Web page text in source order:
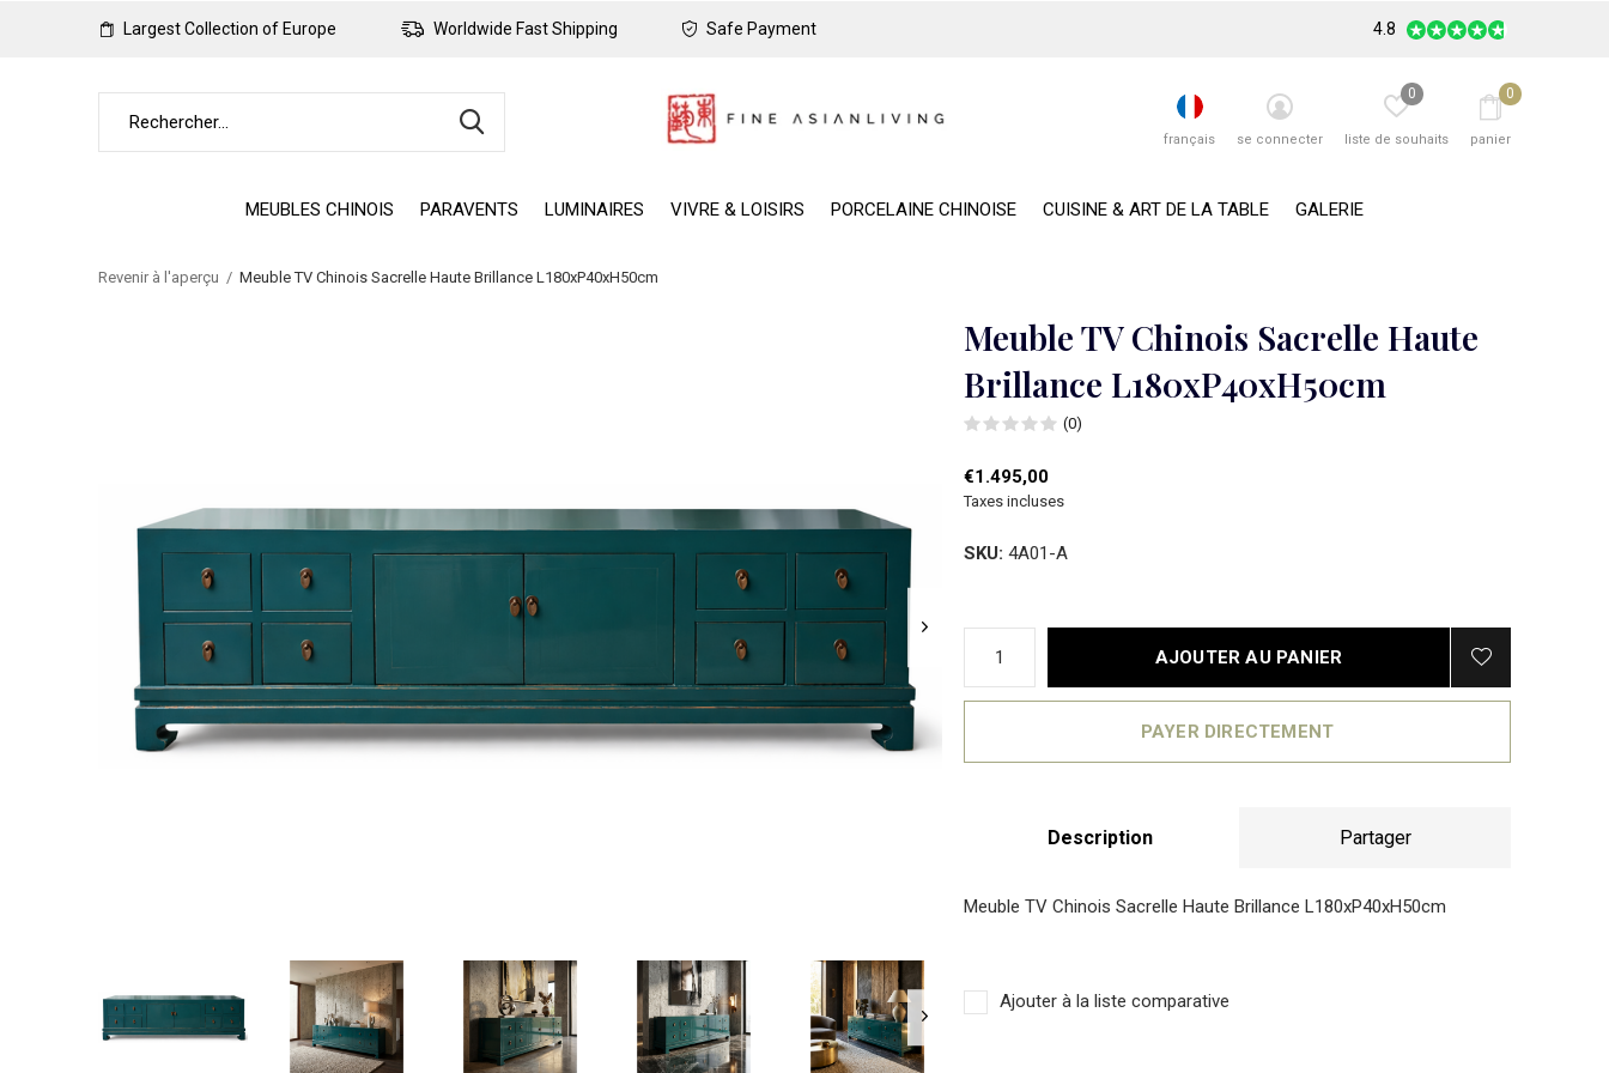
MEUBLES CHINOIS PARAVENTS LUMINAIRES VIVRE & LOISIRS PORCELAINE CHINOISE CUISINE & ART DE LA TABLE GALERIE
français se connecter liste de souhaits
0
panier
0
Largest Collection of Europe Worldwide Fast Shipping Safe Payment 4.8
Revenir à l'aperçu Meuble TV Chinois Sacrelle Haute Brillance L180xP40xH50cm
Meuble TV Chinois Sacrelle Haute
Brillance L180xP40xH50cm
(0)
€1.495,00
Taxes incluses
SKU: 4A01-A
AJOUTER AU PANIER
PAYER DIRECTEMENT
Description Partager
Meuble TV Chinois Sacrelle Haute Brillance L180xP40xH50cm
Ajouter à la liste comparative